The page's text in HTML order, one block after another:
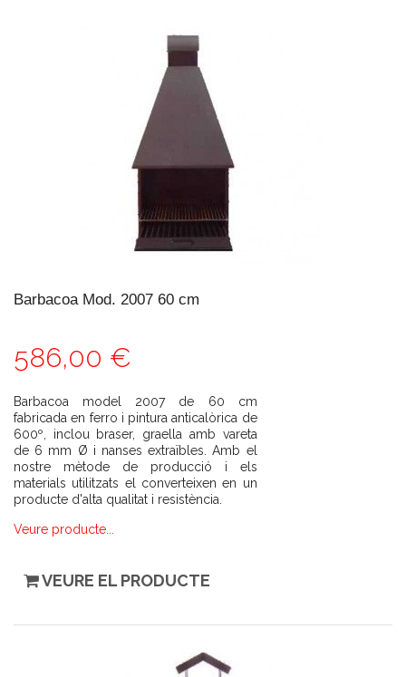
Barbacoa Mod. 2007 60 cm
586,00 €
Barbacoa model 2007 de 60 cm
fabricada en ferro i pintura anticalòrica de
600º, inclou braser, graella amb vareta
de 6 mm Ø i nanses extraïbles. Amb el
nostre mètode de producció i els
materials utilitzats el converteixen en un
producte d'alta qualitat i resistència.
Veure producte...
VEURE EL PRODUCTE